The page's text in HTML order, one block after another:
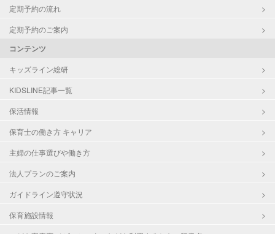
定期予約の流れ
定期予約のご案内
コンテンツ
キッズライン総研
KIDSLINE記事一覧
保活情報
保育士の働き方 キャリア
主婦の仕事選びや働き方
法人プランのご案内
ガイドライン遵守状況
保育施設情報